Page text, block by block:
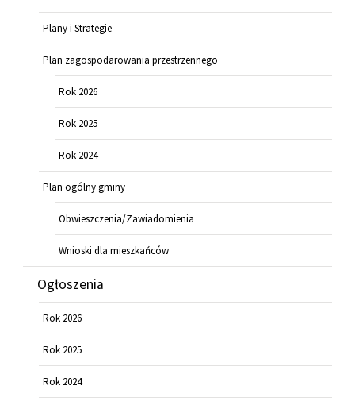
Plany i Strategie
Plan zagospodarowania przestrzennego
Rok 2026
Rok 2025
Rok 2024
Plan ogólny gminy
Obwieszczenia/Zawiadomienia
Wnioski dla mieszkańców
Ogłoszenia
Rok 2026
Rok 2025
Rok 2024